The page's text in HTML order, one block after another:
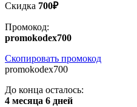
Скидка 700₽
Промокод:
promokodex700
Скопировать промокод
promokodex700
До конца осталось:
4 месяца 6 дней